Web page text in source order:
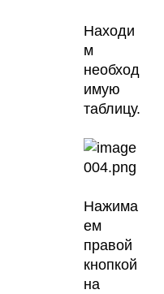
Находи
м
необход
имую
таблицу.
Нажима
ем
правой
кнопкой
на